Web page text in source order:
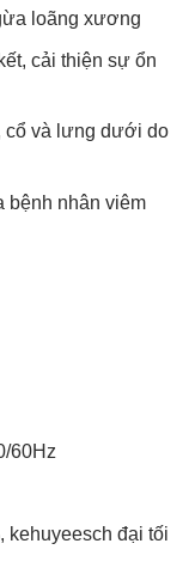
loãng xương
cải thiện sự ổn
cổ và lưng dưới do
bệnh nhân viêm
60Hz
kehuyeesch đại tối